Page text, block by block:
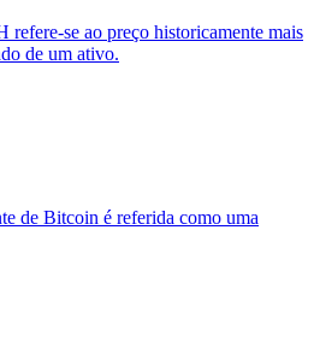
se ao preço historicamente mais
de um ativo.
de Bitcoin é referida como uma